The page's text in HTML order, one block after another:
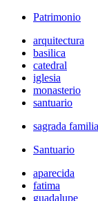
Patrimonio
arquitectura
basilica
catedral
iglesia
monasterio
santuario
sagrada familia
Santuario
aparecida
fatima
guadalupe